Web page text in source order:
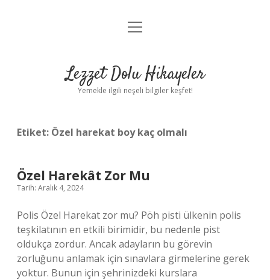
Anasayfa
Yasal Uyarı
menüyü
Lezzet Dolu Hikayeler
Yemekle ilgili neşeli bilgiler keşfet!
Etiket: Özel harekat boy kaç olmalı
Özel Harekât Zor Mu
Tarih: Aralık 4, 2024
Polis Özel Harekat zor mu? Pöh pisti ülkenin polis
teşkilatının en etkili birimidir, bu nedenle pist
oldukça zordur. Ancak adayların bu görevin
zorluğunu anlamak için sınavlara girmelerine gerek
yoktur. Bunun için şehrinizdeki kurslara